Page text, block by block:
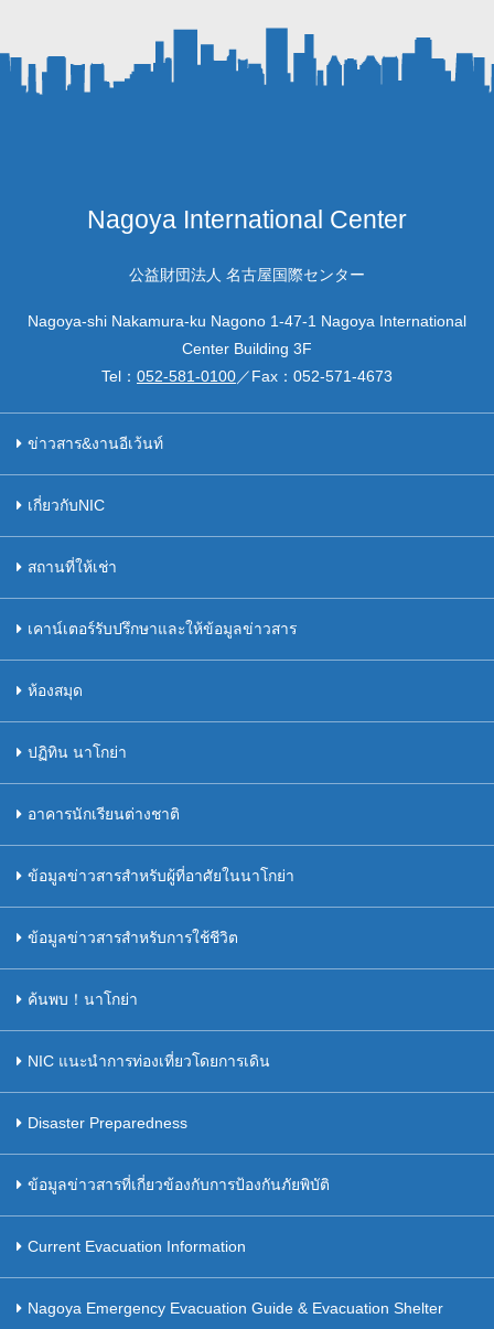
Nagoya International Center
公益財団法人 名古屋国際センター
Nagoya-shi Nakamura-ku Nagono 1-47-1 Nagoya International
Center Building 3F
Tel： 052-581-0100／Fax： 052-571-4673
ข่าวสาร&งานอีเว้นท์
เกี่ยวกับNIC
สถานที่ให้เช่า
เคาน์เตอร์รับปรึกษาและให้ข้อมูลข่าวสาร
ห้องสมุด
ปฏิทิน นาโกย่า
อาคารนักเรียนต่างชาติ
ข้อมูลข่าวสารสำหรับผู้ที่อาศัยในนาโกย่า
ข้อมูลข่าวสารสำหรับการใช้ชีวิต
ค้นพบ！นาโกย่า
NIC แนะนำการท่องเที่ยวโดยการเดิน
Disaster Preparedness
ข้อมูลข่าวสารที่เกี่ยวข้องกับการป้องกันภัยพิบัติ
Current Evacuation Information
Nagoya Emergency Evacuation Guide & Evacuation Shelter